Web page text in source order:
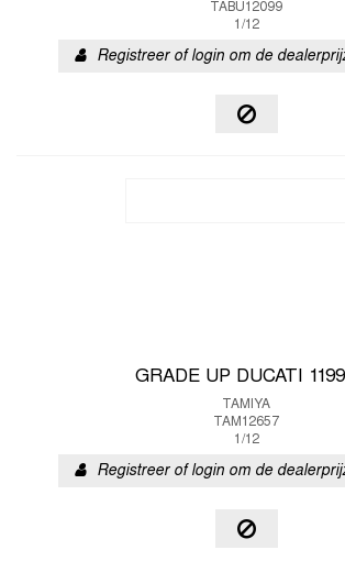
TABU12099
1/12
Registreer of login om de
GRADE UP DUCATI
TAMIYA
TAM12657
1/12
Registreer of login om de